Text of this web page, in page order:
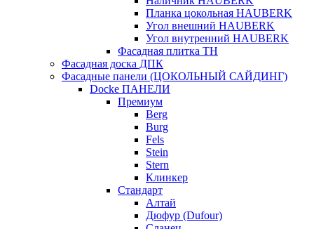
Планка цокольная HAUBERK
Угол внешний HAUBERK
Угол внутренний HAUBERK
Фасадная плитка ТН
Фасадная доска ДПК
Фасадные панели (ЦОКОЛЬНЫЙ САЙДИНГ)
Docke ПАНЕЛИ
Премиум
Berg
Burg
Fels
Stein
Stern
Клинкер
Стандарт
Алтай
Дюфур (Dufour)